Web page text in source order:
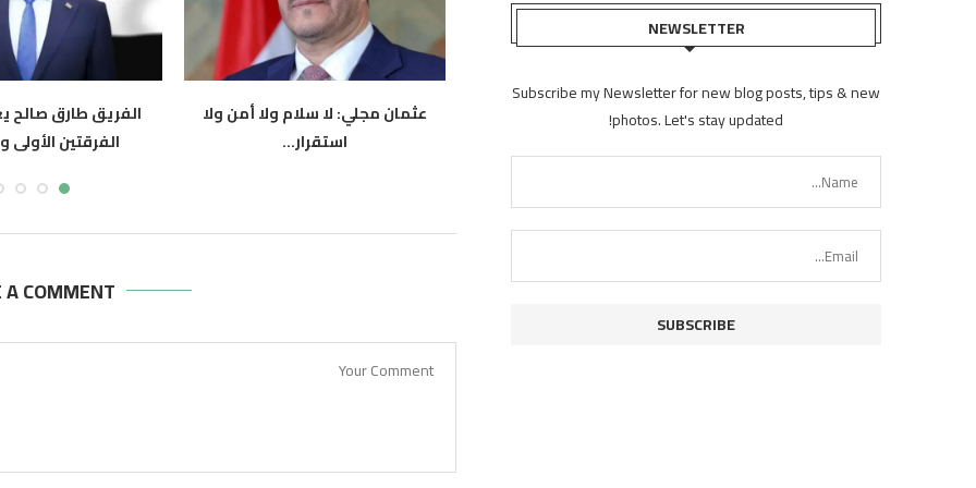
الوطني للأحزاب: مليشيا
اللجنة الامنية في حضرموت: اعتداء
عثمان مجلي: لا سلام ولا أمن ولا
استقرار...
الفريق طارق صالح
الفرقتين الأولى
أغسطس 7, 2026
A COMMENT
NEWSLETTER
Subscribe my Newsletter for new blog posts, tips & new
photos. Let's stay updated!